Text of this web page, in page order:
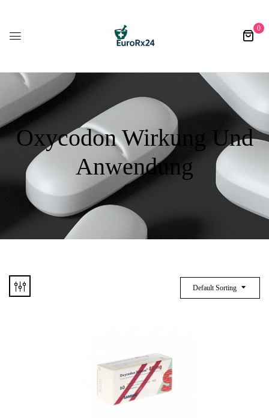
0
Oxycodon Wirkung Und
Anwendung
Default Sorting